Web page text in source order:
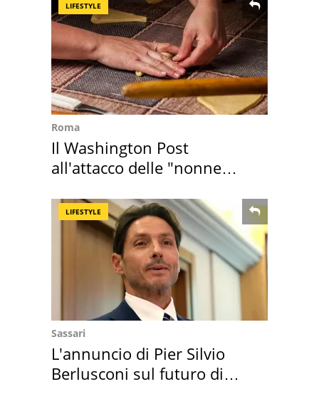
LIFESTYLE
Roma
Il Washington Post
all'attacco delle "nonne
LIFESTYLE
Sassari
L'annuncio di Pier Silvio
Berlusconi sul futuro di